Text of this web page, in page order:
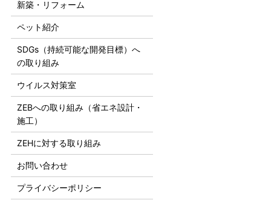
新築・リフォーム
ペット紹介
SDGs（持続可能な開発目標）へ
の取り組み
ウイルス対策室
ZEBへの取り組み（省エネ設計・
施工）
ZEHに対する取り組み
お問い合わせ
プライバシーポリシー